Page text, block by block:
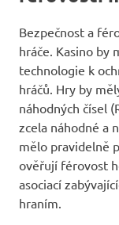
Bezpečnost a
hráče. Kasino by
technologie k
hráčů. Hry by
náhodných čísel
zcela náhodné a
mělo pravidelně
ověřují férovost
asociací
hraním.